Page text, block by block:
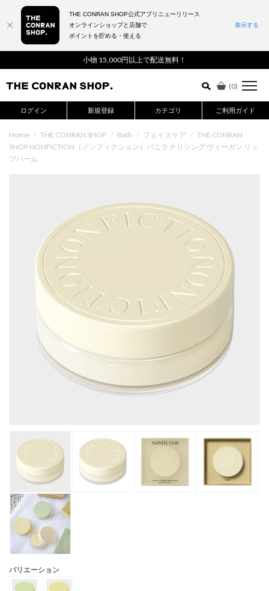
小物 15,000円以上で配送無料！
(0)
ログイン 新規登録 カテゴリ ご利用ガイド
詳細検索はこちら
Home / THE CONRAN SHOP / Bath / フェイスケア / THE CONRAN
SHOP NONFICTION（ノンフィクション）バニラ ナリシング ヴィーガン リッ
プバーム
バリエーション
THE CONRAN SHOP公式アプリニューリリース
オンラインショップと店舗で
ポイントを貯める・使える
表示する